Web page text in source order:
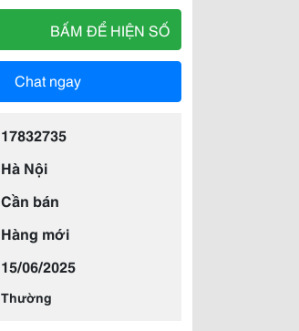
BẤM ĐỂ HIỆN SỐ
Chat ngay
17832735
Hà Nội
Cần bán
Hàng mới
15/06/2025
Thường